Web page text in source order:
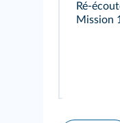
Ré-
Mission